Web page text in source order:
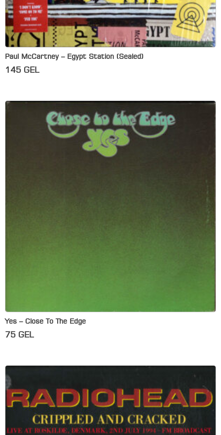
Paul McCartney – Egypt Station (Sealed)
145 GEL
Yes – Close To The Edge
75 GEL